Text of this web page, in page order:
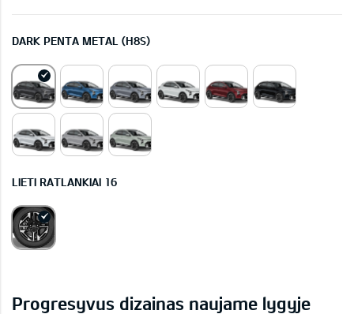
DARK PENTA METAL (H8S)
LIETI RATLANKIAI 16
Progresyvus dizainas naujame lygyje